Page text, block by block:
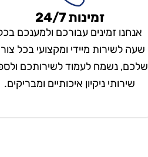
זמינות 24/7
אנחנו זמינים עבורכם ולמענכם
שעה לשירות מיידי ומקצועי בכל
שלכם, נשמח לעמוד לשירותכם
שירותי ניקיון איכותיים ומבריקים.